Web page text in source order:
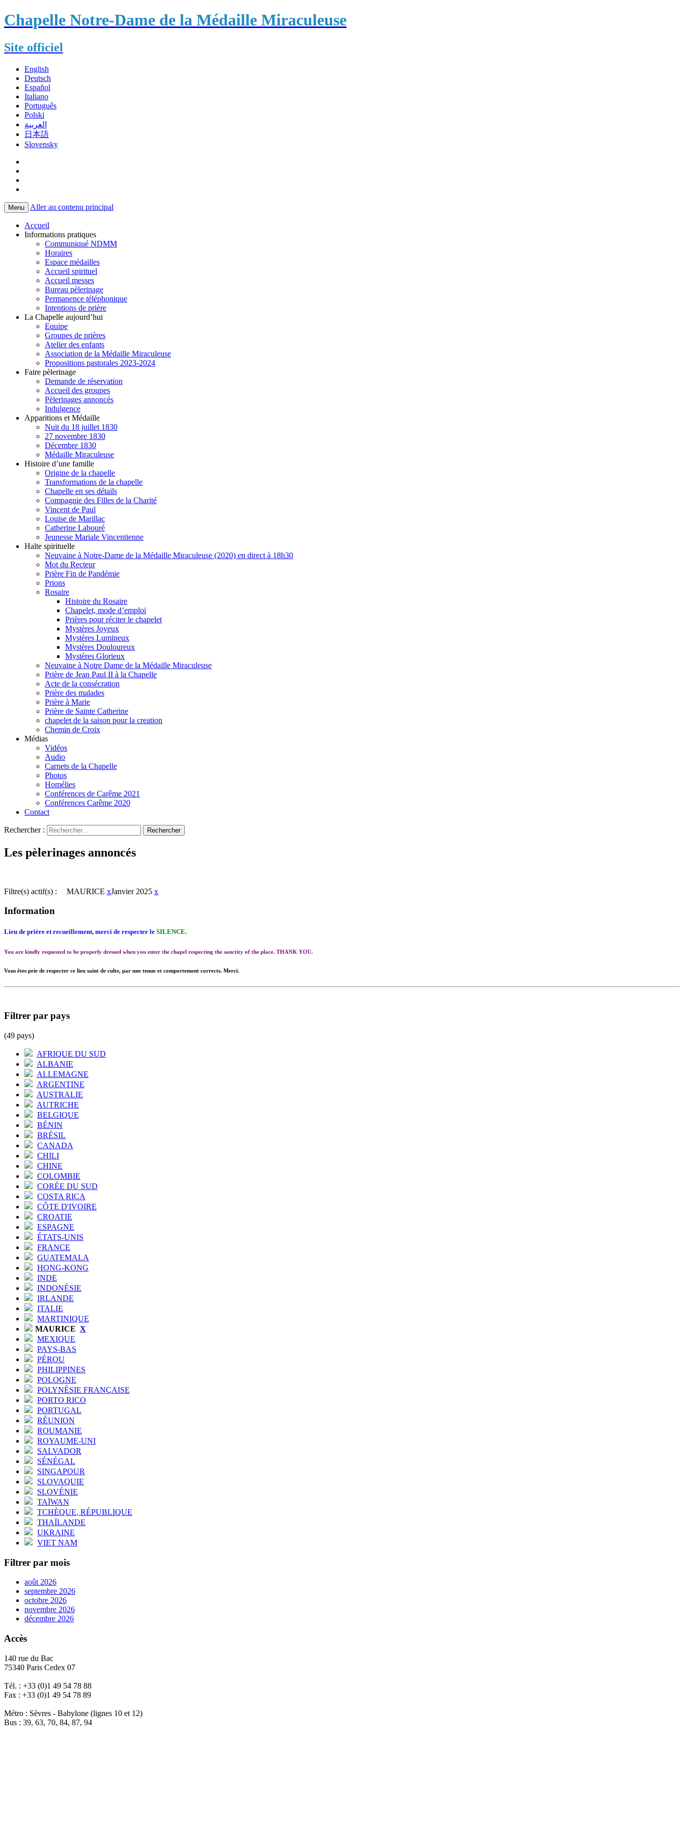
Chapelle Notre-Dame de la Médaille Miraculeuse
Site officiel
English
Deutsch
Español
Italiano
Português
Polski
العربية
日本語
Slovensky
Menu Aller au contenu principal
Accueil
Informations pratiques
Communiqué NDMM
Horaires
Espace médailles
Accueil spirituel
Accueil messes
Bureau pèlerinage
Permanence téléphonique
Intentions de prière
La Chapelle aujourd’hui
Equipe
Groupes de prières
Atelier des enfants
Association de la Médaille Miraculeuse
Propositions pastorales 2023-2024
Faire pèlerinage
Demande de réservation
Accueil des groupes
Pèlerinages annoncés
Indulgence
Apparitions et Médaille
Nuit du 18 juillet 1830
27 novembre 1830
Décembre 1830
Médaille Miraculeuse
Histoire d’une famille
Origine de la chapelle
Transformations de la chapelle
Chapelle en ses détails
Compagnie des Filles de la Charité
Vincent de Paul
Louise de Marillac
Catherine Labouré
Jeunesse Mariale Vincentienne
Halte spirituelle
Neuvaine à Notre-Dame de la Médaille Miraculeuse (2020) en direct à 18h30
Mot du Recteur
Prière Fin de Pandémie
Prions
Rosaire
Histoire du Rosaire
Chapelet, mode d’emploi
Prières pour réciter le chapelet
Mystères Joyeux
Mystères Lumineux
Mystères Douloureux
Mystères Glorieux
Neuvaine à Notre Dame de la Médaille Miraculeuse
Prière de Jean Paul II à la Chapelle
Acte de la consécration
Prière des malades
Prière à Marie
Prière de Sainte Catherine
chapelet de la saison pour la creation
Chemin de Croix
Médias
Vidéos
Audio
Carnets de la Chapelle
Photos
Homélies
Conférences de Carême 2021
Conférences Carême 2020
Contact
Rechercher :
Les pèlerinages annoncés
Filtre(s) actif(s) : MAURICE xJanvier 2025 x
Information
Lieu de prière et recueillement, merci de respecter le SILENCE.
You are kindly requested to be properly dressed when you enter the chapel respecting the sanctity of the place. THANK YOU.
Vous êtes prie de respecter ce lieu saint de culte, par une tenue et comportement corrects. Merci.
Filtrer par pays
(49 pays)
AFRIQUE DU SUD
ALBANIE
ALLEMAGNE
ARGENTINE
AUSTRALIE
AUTRICHE
BELGIQUE
BÉNIN
BRÉSIL
CANADA
CHILI
CHINE
COLOMBIE
CORÉE DU SUD
COSTA RICA
CÔTE D'IVOIRE
CROATIE
ESPAGNE
ÉTATS-UNIS
FRANCE
GUATEMALA
HONG-KONG
INDE
INDONÉSIE
IRLANDE
ITALIE
MARTINIQUE
MAURICE X
MEXIQUE
PAYS-BAS
PÉROU
PHILIPPINES
POLOGNE
POLYNÉSIE FRANÇAISE
PORTO RICO
PORTUGAL
RÉUNION
ROUMANIE
ROYAUME-UNI
SALVADOR
SÉNÉGAL
SINGAPOUR
SLOVAQUIE
SLOVÉNIE
TAÏWAN
TCHÈQUE, RÉPUBLIQUE
THAÏLANDE
UKRAINE
VIET NAM
Filtrer par mois
août 2026
septembre 2026
octobre 2026
novembre 2026
décembre 2026
Accès
140 rue du Bac
75340 Paris Cedex 07
Tél. : +33 (0)1 49 54 78 88
Fax : +33 (0)1 49 54 78 89
Métro : Sèvres - Babylone (lignes 10 et 12)
Bus : 39, 63, 70, 84, 87, 94